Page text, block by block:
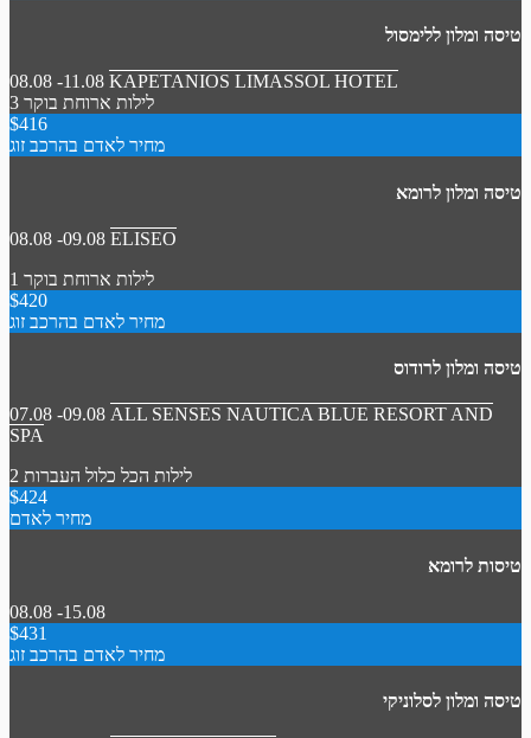
טיסה ומלון ללימסול
08.08 -11.08 KAPETANIOS LIMASSOL HOTEL
3 לילות ארוחת בוקר
$416
מחיר לאדם בהרכב זוג
טיסה ומלון לרומא
08.08 -09.08 ELISEO
1 לילות ארוחת בוקר
$420
מחיר לאדם בהרכב זוג
טיסה ומלון לרודוס
07.08 -09.08 ALL SENSES NAUTICA BLUE RESORT AND
SPA
2 לילות הכל כלול העברות
$424
מחיר לאדם
טיסות לרומא
08.08 -15.08
$431
מחיר לאדם בהרכב זוג
טיסה ומלון לסלוניקי